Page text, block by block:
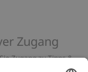
Zugang
Zugang zu Tipps &